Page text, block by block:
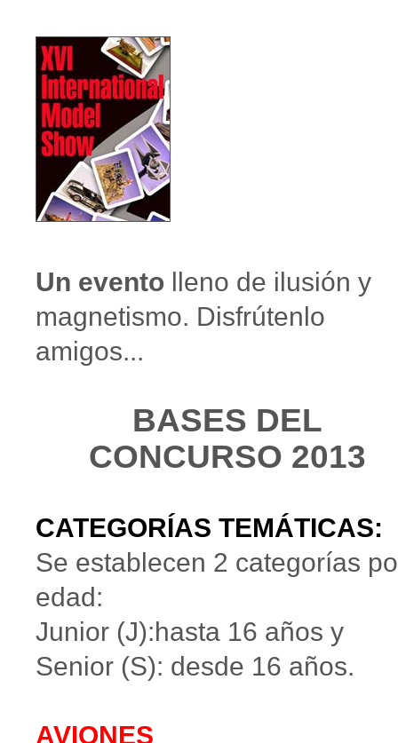
Un evento lleno de ilusión y
magnetismo. Disfrútenlo
amigos...
BASES DEL
CONCURSO 2013
CATEGORÍAS TEMÁTICAS:
Se establecen 2 categorías
edad:
Junior (J):hasta 16 años y
Senior (S): desde 16 años.
AVIONES